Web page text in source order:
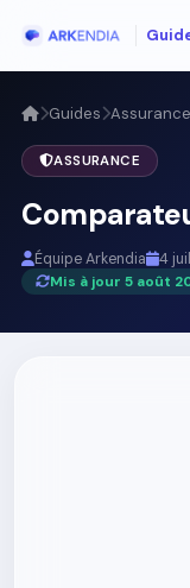
Guides Assurance
ASSURANCE
Équipe Arkendia 4
Mis à jour 5 août